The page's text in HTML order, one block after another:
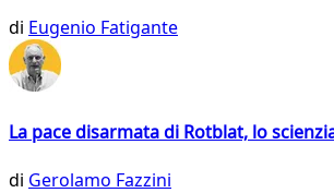
di Eugenio Fatigante
La pace disarmata di Rotblat, lo
di Gerolamo Fazzini